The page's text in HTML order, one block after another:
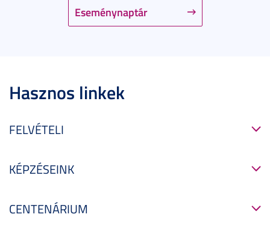
Eseménynaptár
Hasznos linkek
FELVÉTELI
KÉPZÉSEINK
CENTENÁRIUM